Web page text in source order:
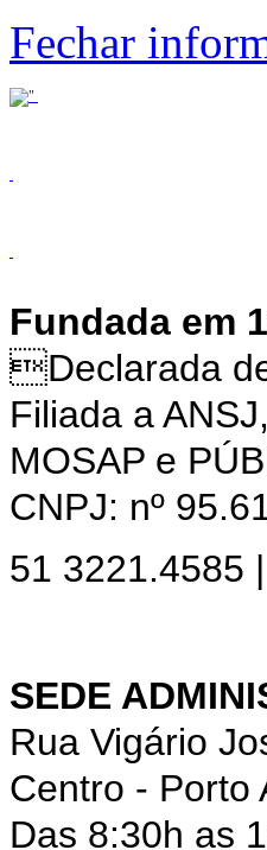
Fechar
Fundada em
Declarada
Filiada a
MOSAP e
CNPJ: nº
51 3221.4585
SEDE
Rua Vigário
Centro - Porto
Das 8:30h as